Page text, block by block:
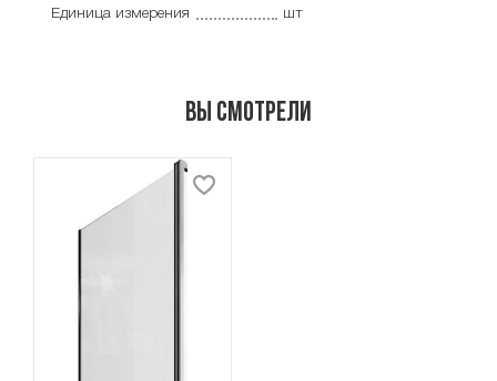
Единица измерения
шт
Вы смотрели